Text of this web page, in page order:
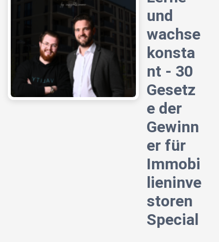
und
wachse
konsta
nt - 30
Gesetz
e der
Gewinn
er für
Immobi
lieninve
storen
Special